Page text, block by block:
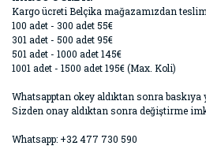
Kargo ücreti Belçika mağazamızdan
100 adet - 300 adet 55€
301 adet - 500 adet 95€
501 adet - 1000 adet 145€
1001 adet - 1500 adet 195€ (Max. Koli)
Whatsapptan okey aldıktan sonra baskıya
Sizden onay aldıktan sonra değiştirme
Whatsapp: +32 477 730 590